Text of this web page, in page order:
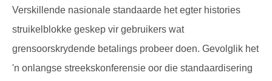
Verskillende nasionale standaarde het egter histories
struikelblokke geskep vir gebruikers wat
grensoorskrydende betalings probeer doen. Gevolglik het
'n onlangse streekskonferensie oor die standaardisering